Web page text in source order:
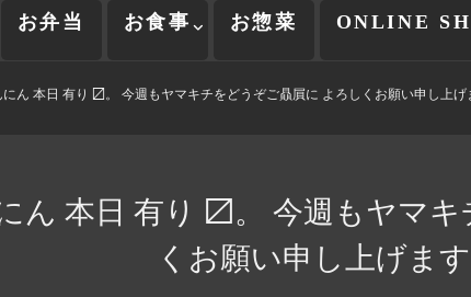
お弁当 お食事 お惣菜 ONLINE
ん 本日 有り 〼。 今週もヤマキチをどうぞご贔屓に よろしくお願い申し上げ
ん 本日 有り 〼。 今週もヤマ
くお願い申し上げま